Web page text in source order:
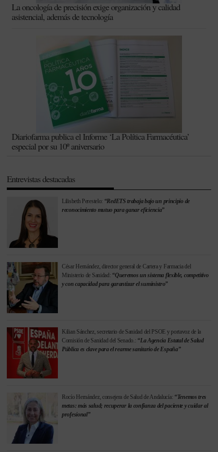
La oncología de precisión exige organización y calidad
asistencial, además de tecnología
Diariofarma publica el Informe ‘La Política Farmacéutica’
especial por su 10º aniversario
Entrevistas destacadas
Lilisbeth Perestelo: “RedETS trabaja bajo un principio de
reconocimiento mutuo para ganar eficiencia”
César Hernández, director general de Cartera y Farmacia del
Ministerio de Sanidad: “Queremos un sistema flexible, competitivo
y con capacidad para garantizar el suministro”
Kilian Sánchez, secretario de Sanidad del PSOE y portavoz de la
Comisión de Sanidad del Senado.: “La Agencia Estatal de Salud
Pública es clave para el rearme sanitario de España”
Rocío Hernández, consejera de Salud de Andalucía: “Tenemos tres
metas: más salud; recuperar la confianza del paciente y cuidar al
profesional”